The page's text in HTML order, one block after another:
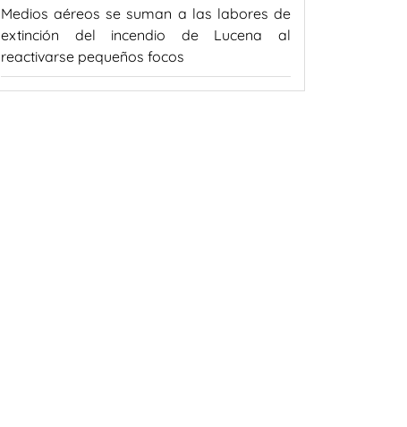
Medios aéreos se suman a las labores de
extinción del incendio de Lucena al
reactivarse pequeños focos